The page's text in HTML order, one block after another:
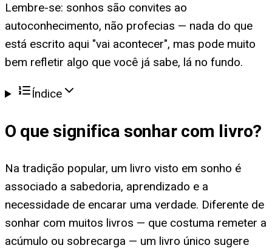
Lembre-se: sonhos são convites ao
autoconhecimento, não profecias — nada do que
está escrito aqui "vai acontecer", mas pode muito
bem refletir algo que você já sabe, lá no fundo.
Índice
O que significa sonhar com livro?
Na tradição popular, um livro visto em sonho é
associado a sabedoria, aprendizado e a
necessidade de encarar uma verdade. Diferente de
sonhar com muitos livros — que costuma remeter a
acúmulo ou sobrecarga — um livro único sugere